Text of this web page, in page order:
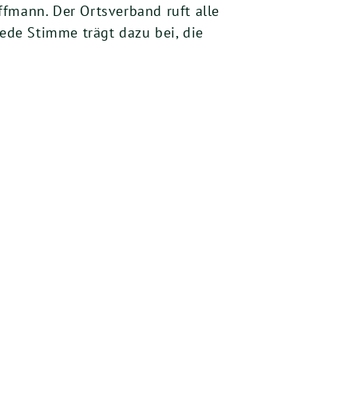
Der Ortsverband ruft alle
Stimme trägt dazu bei, die